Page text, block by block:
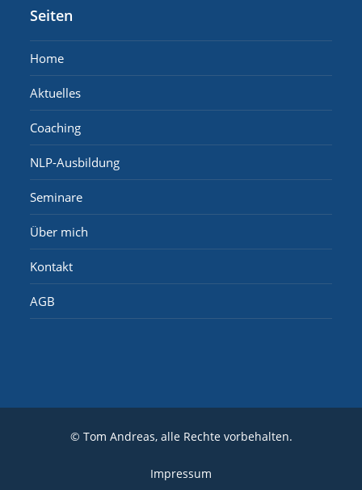
Seiten
Home
Aktuelles
Coaching
NLP-Ausbildung
Seminare
Über mich
Kontakt
AGB
© Tom Andreas, alle Rechte vorbehalten.
Impressum